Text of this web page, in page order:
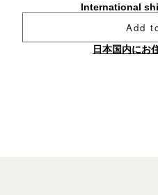
International
Add
日本国内にお